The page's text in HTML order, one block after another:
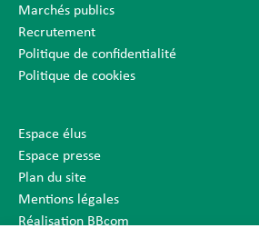
Marchés publics
Recrutement
Politique de confidentialité
Politique de cookies
Espace élus
Espace presse
Plan du site
Mentions légales
Réalisation BBcom